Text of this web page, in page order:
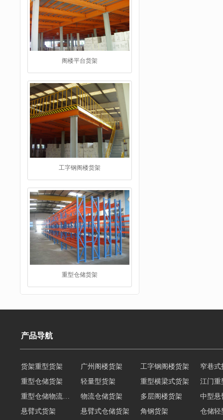
阁楼平台货架
工字钢阁楼货架
重型仓储货架
仓储货架
产品导航
货架重型货架 广州阁楼货架 工字钢阁楼货架
窄巷式
重型仓储货架
轻量型货架 重型横梁式货架
江门重
物流仓储货架 多层阁楼货架
中型悬
悬臂式货架
悬臂式仓储货架 角钢货架
仓储